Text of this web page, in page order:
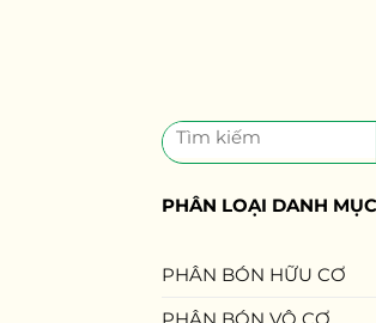
Tìm
kiếm:
PHÂN LOẠI DANH MỤC
PHÂN BÓN HỮU CƠ